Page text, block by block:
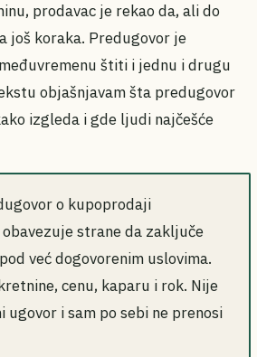
prodavac je rekao da, ali do
još koraka. Predugovor je
štiti i jednu i drugu
objašnjavam šta predugovor
izgleda i gde ljudi najčešće
o kupoprodaji
strane da zaključe
već dogovorenim uslovima.
cenu, kaparu i rok. Nije
ugovor i sam po sebi ne prenosi